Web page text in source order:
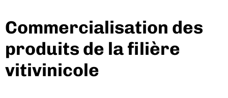
Commercialisation des
produits de la filière
vitivinicole